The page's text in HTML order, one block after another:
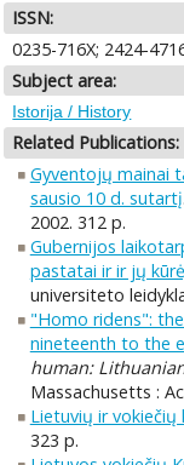
ISSN:
0235-716X; 2424-
Subject area:
Istorija / History
Related Publications:
Gyventojų mainai
sausio 10 d. sutartį
2002. 312 p.
Gubernijos
pastatai ir ir jų
universiteto
"Homo ridens":
nineteenth to the
human:
Massachusetts :
Lietuvių ir vokiečių
323 p.